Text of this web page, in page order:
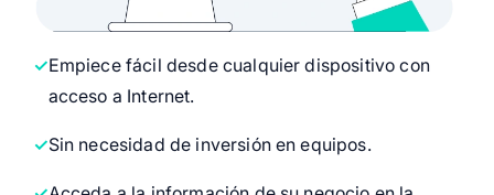
Empiece fácil desde cualquier dispositivo con
acceso a Internet.
Sin necesidad de inversión en equipos.